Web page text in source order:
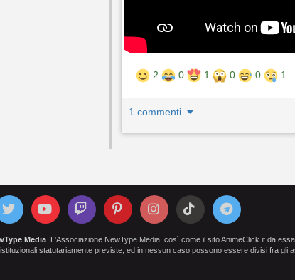
2 0 1 0 0 1
1 commenti
Media. L'Associazione NewType Media, così come il sito AnimeClick.it da
statutariamente previste, ed in nessun caso possono essere divisi fra gli